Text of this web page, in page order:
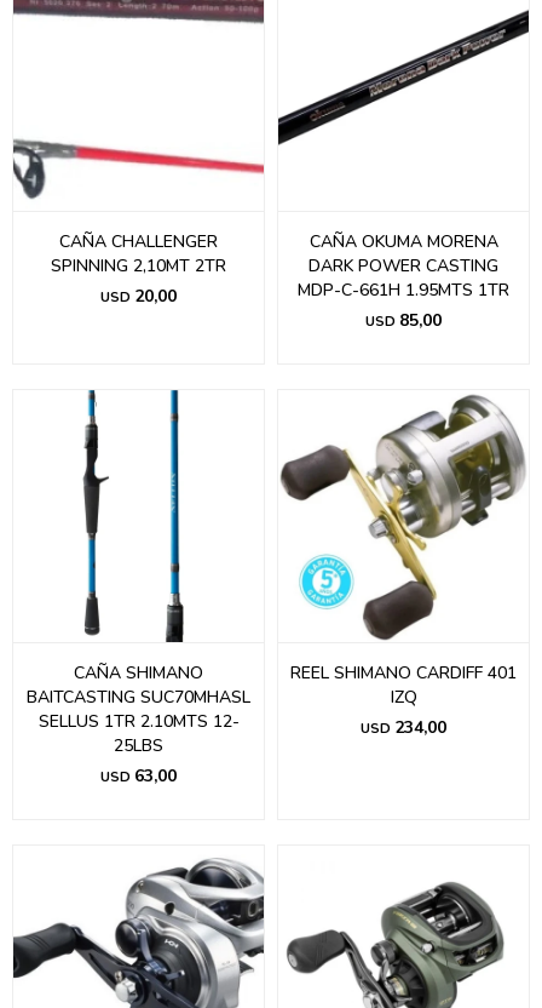
CAÑA CHALLENGER
SPINNING 2,10MT 2TR
USD 20,00
CAÑA OKUMA MORENA
DARK POWER CASTING
MDP-C-661H 1.95MTS 1TR
USD 85,00
CAÑA SHIMANO
BAITCASTING SUC70MHASL
SELLUS 1TR 2.10MTS 12-
25LBS
USD 63,00
REEL SHIMANO CARDIFF 401
IZQ
USD 234,00